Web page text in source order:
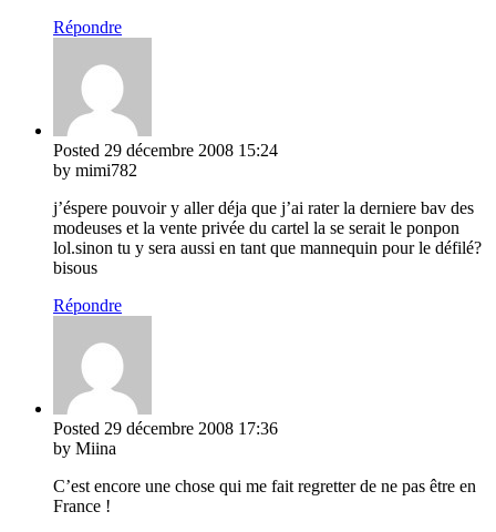
Répondre
Posted 29 décembre 2008 15:24
by mimi782
j’éspere pouvoir y aller déja que j’ai rater la derniere bav des
modeuses et la vente privée du cartel la se serait le ponpon
lol.sinon tu y sera aussi en tant que mannequin pour le défilé?
bisous
Répondre
Posted 29 décembre 2008 17:36
by Miina
C’est encore une chose qui me fait regretter de ne pas être en
France !